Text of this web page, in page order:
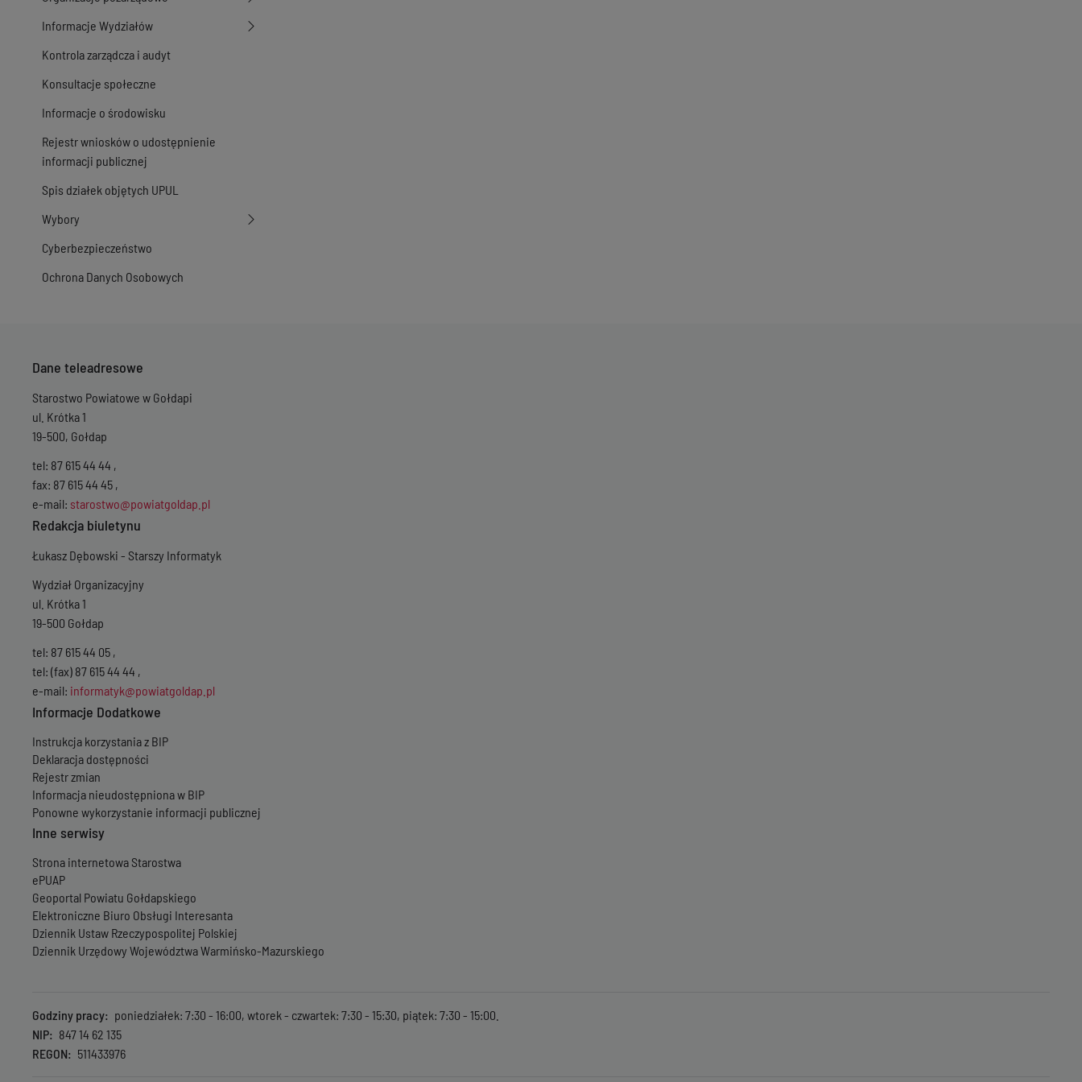
Informacje Wydziałów
Kontrola zarządcza i audyt
Konsultacje społeczne
Informacje o środowisku
Rejestr wniosków o udostępnienie
informacji publicznej
Spis działek objętych UPUL
Wybory
Cyberbezpieczeństwo
Ochrona Danych Osobowych
Dane teleadresowe
Starostwo Powiatowe w Gołdapi
ul. Krótka 1
19-500, Gołdap
tel: 87 615 44 44 ,
fax: 87 615 44 45 ,
e-mail: starostwo@powiatgoldap.pl
Redakcja biuletynu
Łukasz Dębowski - Starszy Informatyk
Wydział Organizacyjny
ul. Krótka 1
19-500 Gołdap
tel: 87 615 44 05 ,
tel: (fax) 87 615 44 44 ,
e-mail: informatyk@powiatgoldap.pl
Informacje Dodatkowe
Instrukcja korzystania z BIP
Deklaracja dostępności
Rejestr zmian
Informacja nieudostępniona w BIP
Ponowne wykorzystanie informacji publicznej
Inne serwisy
Strona internetowa Starostwa
ePUAP
Geoportal Powiatu Gołdapskiego
Elektroniczne Biuro Obsługi Interesanta
Dziennik Ustaw Rzeczypospolitej Polskiej
Dziennik Urzędowy Województwa Warmińsko-Mazurskiego
Godziny pracy
poniedziałek: 7:30 - 16:00, wtorek - czwartek: 7:30 - 15:30, piątek: 7:30 - 15:00.
NIP
847 14 62 135
REGON
511433976